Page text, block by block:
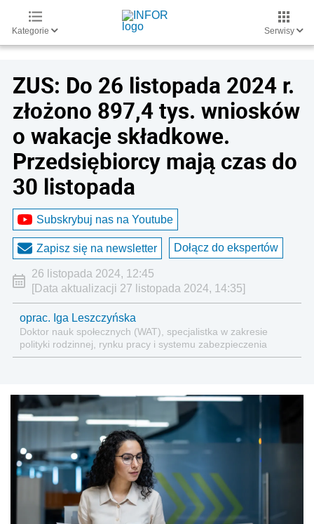
Kategorie Serwisy
ZUS: Do 26 listopada 2024 r.
złożono 897,4 tys. wniosków
o wakacje składkowe.
Przedsiębiorcy mają czas do
30 listopada
Subskrybuj nas na Youtube
Zapisz się na newsletter Dołącz do ekspertów
26 listopada 2024, 12:45
[Data aktualizacji 27 listopada 2024, 14:35]
oprac. Iga Leszczyńska
Doktor nauk społecznych (WAT), specjalistka w zakresie
polityki rodzinnej, rynku pracy i systemu zabezpieczenia
społecznego.